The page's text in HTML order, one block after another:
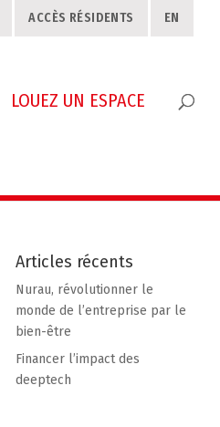
ACCÈS RÉSIDENTS EN
LOUEZ UN ESPACE
Articles récents
Nurau, révolutionner le
monde de l’entreprise par le
bien-être
Financer l’impact des
deeptech